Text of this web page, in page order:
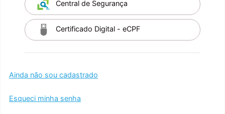
Central de Segurança
Certificado Digital - eCPF
Ainda não sou cadastrado
Esqueci minha senha